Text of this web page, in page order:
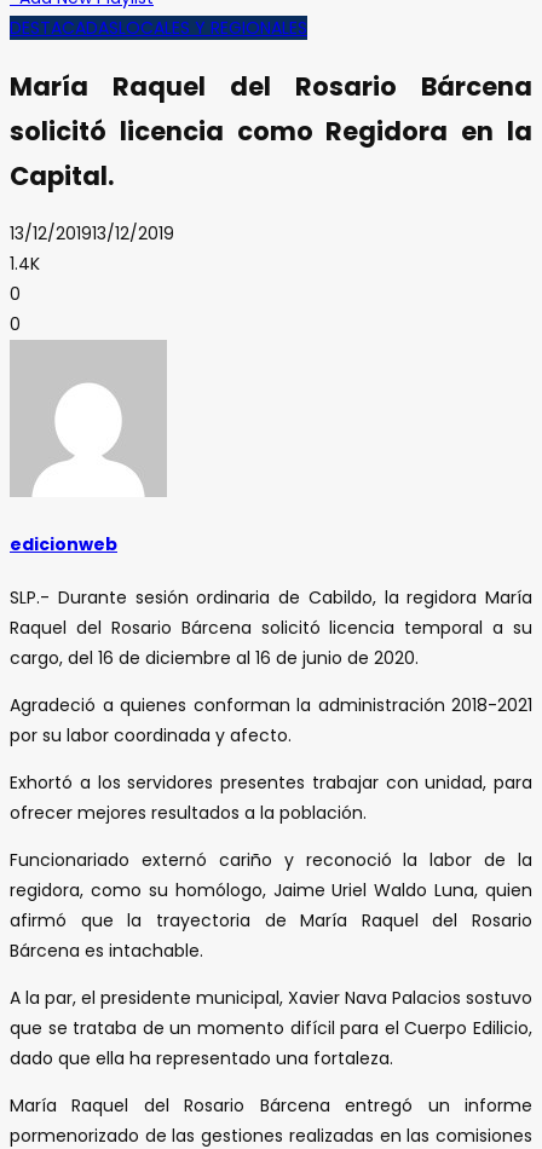
DESTACADASLOCALES Y REGIONALES
María Raquel del Rosario Bárcena
solicitó licencia como Regidora en la
Capital.
13/12/201913/12/2019
1.4K
0
0
edicionweb
SLP.- Durante sesión ordinaria de Cabildo, la regidora María
Raquel del Rosario Bárcena solicitó licencia temporal a su
cargo, del 16 de diciembre al 16 de junio de 2020.
Agradeció a quienes conforman la administración 2018-2021
por su labor coordinada y afecto.
Exhortó a los servidores presentes trabajar con unidad, para
ofrecer mejores resultados a la población.
Funcionariado externó cariño y reconoció la labor de la
regidora, como su homólogo, Jaime Uriel Waldo Luna, quien
afirmó que la trayectoria de María Raquel del Rosario
Bárcena es intachable.
A la par, el presidente municipal, Xavier Nava Palacios sostuvo
que se trataba de un momento difícil para el Cuerpo Edilicio,
dado que ella ha representado una fortaleza.
María Raquel del Rosario Bárcena entregó un informe
pormenorizado de las gestiones realizadas en las comisiones